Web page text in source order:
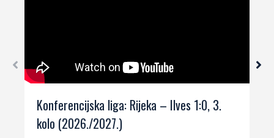
Konferencijska liga: Rijeka – Ilves 1:0, 3.
kolo (2026./2027.)